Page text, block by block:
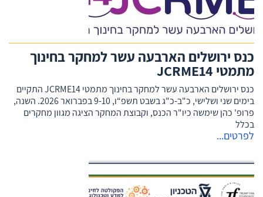
כנס ירושלים הארבעה עשר למחקר בחינוך
מתמטי JCRME14
כנס ירושלים הארבעה עשר למחקר בחינוך מתמטי JCRME14 התקיים
בימים שני ושלישי, כ"ב-כ"ג בשבט תשפ“ו, 9-10 בפברואר 2026. השנה,
פרופ' כהן שימשה כיו"ר הכנס, וקבוצת המחקר הציגה מגוון מחקרים
בכלל
לפרטים...